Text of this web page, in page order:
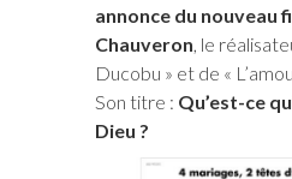
annonce du nouveau
Chauveron, le
Ducobu » et de «
Son titre : Qu’est-ce
Dieu ?